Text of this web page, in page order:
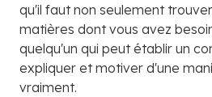
qu'il faut non seulement
matières dont vous avez
quelqu'un qui peut établir un
expliquer et motiver d'une
vraiment.